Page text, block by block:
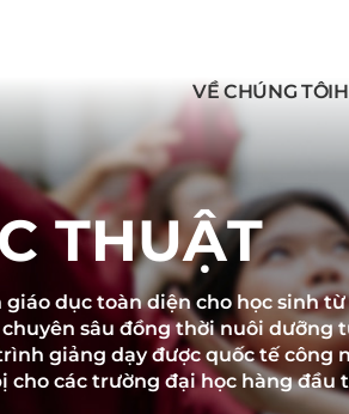
VỀ CHÚNG TÔI
THUẬT
dục toàn diện cho học sinh từ
sâu đồng thời nuôi dưỡng
giảng dạy được quốc tế công
cho các trường đại học hàng đầu